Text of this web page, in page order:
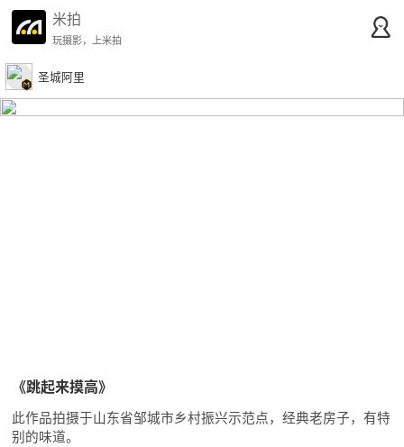
米拍
玩摄影，上米拍
圣城阿里
《跳起来摸高》
此作品拍摄于山东省邹城市乡村振兴示范点，经典老房子，有特
别的味道。